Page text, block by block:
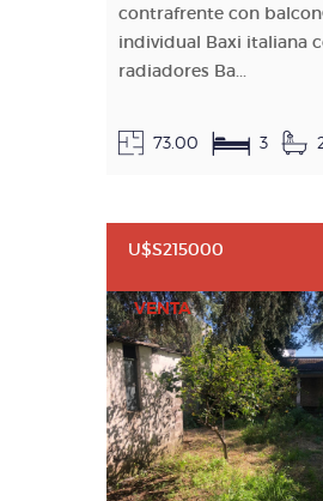
contrafrente con
individual Baxi italiana
radiadores Ba...
73.00 3
U$S215000
VENTA